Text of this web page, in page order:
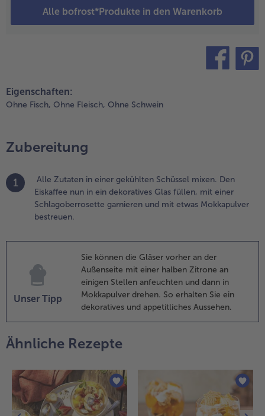
Alle bofrost*Produkte in den Warenkorb
Eigenschaften:
Ohne Fisch, Ohne Fleisch, Ohne Schwein
Zubereitung
1
Alle Zutaten in einer gekühlten Schüssel mixen. Den
Eiskaffee nun in ein dekoratives Glas füllen, mit einer
Schlagoberrosette garnieren und mit etwas Mokkapulver
bestreuen.
Unser Tipp
Sie können die Gläser vorher an der
Außenseite mit einer halben Zitrone an
einigen Stellen anfeuchten und dann in
Mokkapulver drehen. So erhalten Sie ein
dekoratives und appetitliches Aussehen.
Ähnliche Rezepte